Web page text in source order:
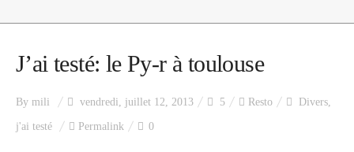
A propos
Index des recettes
J’ai testé: le Py-r à toulouse
By mili vendredi, juillet 12, 2013 5 Resto Divers,
j'ai testé Permalink 0